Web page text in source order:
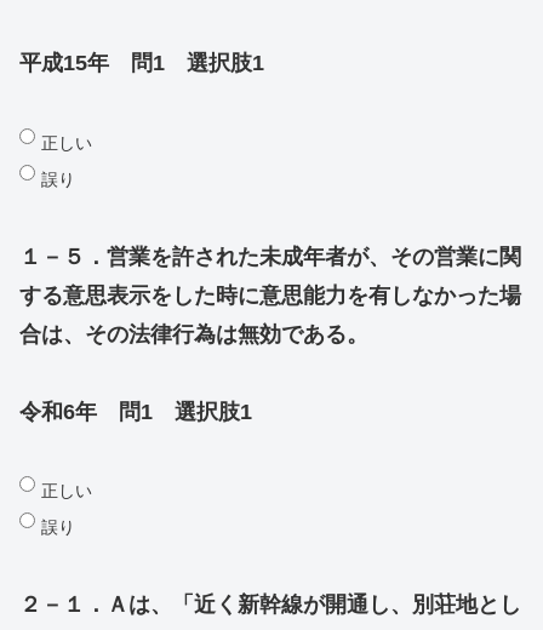
平成15年 問1 選択肢1
正しい
誤り
１－５．営業を許された未成年者が、その営業に関
する意思表示をした時に意思能力を有しなかった場
合は、その法律行為は無効である。
令和6年 問1 選択肢1
正しい
誤り
２－１．Ａは、「近く新幹線が開通し、別荘地とし